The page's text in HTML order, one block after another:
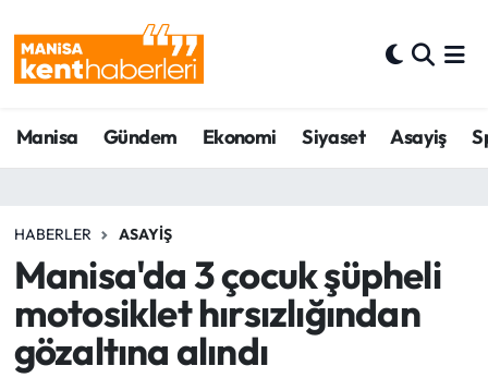
Manisa Gündem Ekonomi Siyaset Asayiş
HABERLER ASAYIŞ
Manisa'da 3 çocuk şüpheli
motosiklet hırsızlığından
gözaltına alındı
Ahmetli Hava Durumu
Ahmetli Trafik Yoğunluk Haritası
Tüm Manşetler
Son Dakika Haberleri
Haber Arşivi